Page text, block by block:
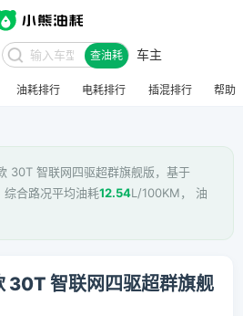
查油耗 车主
油耗排行 电耗排行 插混排行 帮助
30T 智联网四驱超群旗舰版，基于
综合路况平均油耗12.54L/100KM， 油
30T 智联网四驱超群旗舰